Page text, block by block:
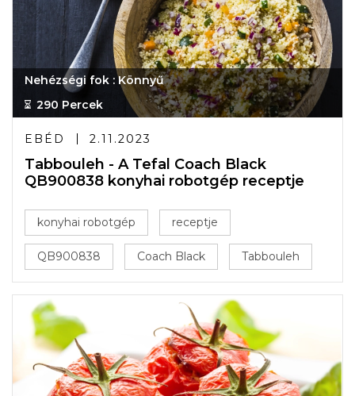
Nehézségi fok : Könnyű
290 Percek
EBÉD 2.11.2023
Tabbouleh - A Tefal Coach Black
QB900838 konyhai robotgép receptje
konyhai robotgép receptje
QB900838 Coach Black Tabbouleh